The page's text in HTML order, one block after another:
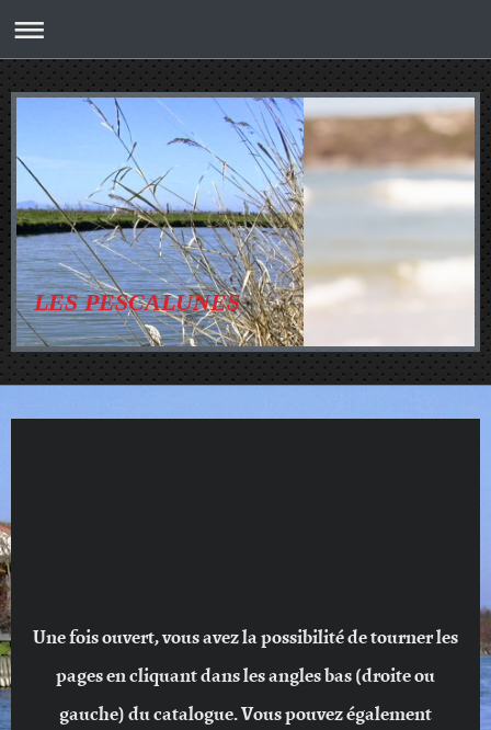
LES PESCALUNES
Une fois ouvert, vous avez la possibilité de tourner les
pages en cliquant dans les angles bas (droite ou
gauche) du catalogue. Vous pouvez également